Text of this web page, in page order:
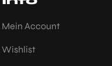
Mein Account
Wishlist